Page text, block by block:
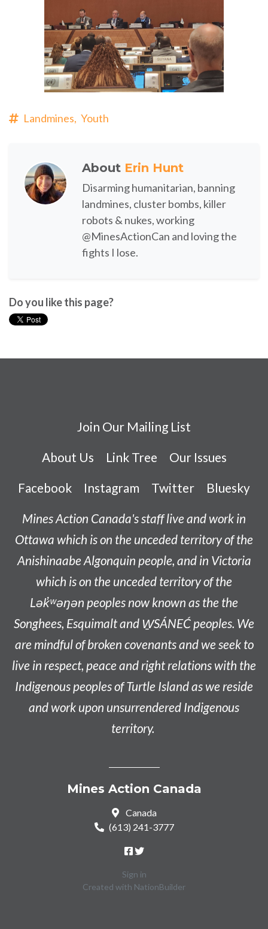
Landmines, Youth
About Erin Hunt
Disarming humanitarian, banning
landmines, cluster bombs, killer
robots & nukes, working
@MinesActionCan and loving the
fights I lose.
Do you like this page?
Join Our Mailing List
About Us Link Tree Our Issues
Facebook Instagram Twitter Bluesky
Mines Action Canada's staff live and work in
Ottawa which is on the unceded territory of the
AnishinaabeAlgonquin people, and in Victoria
which is on the unceded territory of the
L ək̓ʷəŋən peoples now known as the the
Songhees, Esquimalt and W̱SÁNEĆ peoples. We
are mindful of broken covenants and we seek to
live in respect, peace and right relations with the
Indigenous peoples of Turtle Island as we reside
and work upon unsurrendered Indigenous
territory.
Mines Action Canada
Canada
(613) 241-3777
Sign in
Created with NationBuilder